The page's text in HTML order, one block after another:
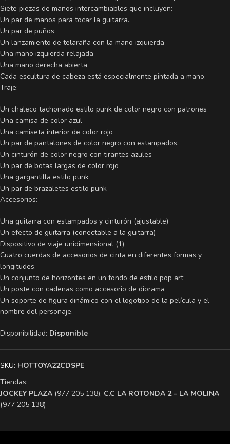
Siete piezas de manos intercambiables que incluyen:
Un par de manos para tocar la guitarra.
Un par de puños
Un lanzamiento de telaraña con la mano izquierda
Una mano izquierda relajada
Una mano derecha abierta
Cada escultura de cabeza está especialmente pintada a mano.
Traje:
Un chaleco tachonado estilo punk de color negro con patrones
Una camisa de color azul
Una camiseta interior de color rojo
Un par de pantalones de color negro con estampados.
Un cinturón de color negro con tirantes azules
Un par de botas largas de color rojo
Una gargantilla estilo punk
Un par de brazaletes estilo punk
Accesorios:
Una guitarra con estampados y cinturón (ajustable)
Un efecto de guitarra (conectable a la guitarra)
Dispositivo de viaje unidimensional (1)
Cuatro cuerdas de accesorios de cinta en diferentes formas y
longitudes.
Un conjunto de horizontes en un fondo de estilo pop art
Un poste con cadenas como accesorio de diorama
Un soporte de figura dinámico con el logotipo de la película y el
nombre del personaje.
Disponibilidad: Disponible
SKU: HOTTOYA22CDSPE
Tiendas:
​JOCKEY PLAZA (977 205 138), ​C.C LA ROTONDA 2 – LA MOLINA
(977 205 138)